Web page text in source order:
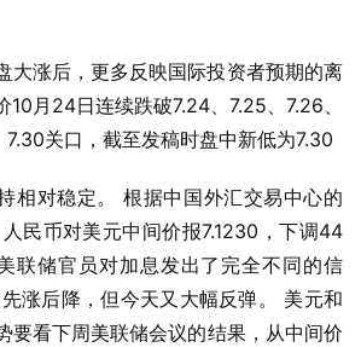
大涨后，更多反映国际投资者预期的离
10月24日连续跌破7.24、7.25、7.26、
关口，截至发稿时盘中新低为7.30
相对稳定。 根据中国外汇交易中心的
民币对美元中间价报7.1230，下调44
联储官员对加息发出了完全不同的信
涨后降，但今天又大幅反弹。 美元和
要看下周美联储会议的结果，从中间价